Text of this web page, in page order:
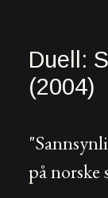
Duell:
(2004)
på norske